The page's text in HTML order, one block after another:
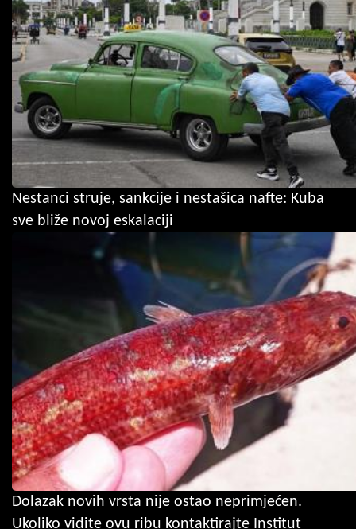
Nestanci struje, sankcije i nestašica nafte: Kuba
sve bliže novoj eskalaciji
Dolazak novih vrsta nije ostao neprimjećen.
Ukoliko vidite ovu ribu kontaktirajte Institut